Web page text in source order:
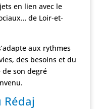
en lien avec le
de Loir-et-
aux rythmes
des besoins et du
son degré